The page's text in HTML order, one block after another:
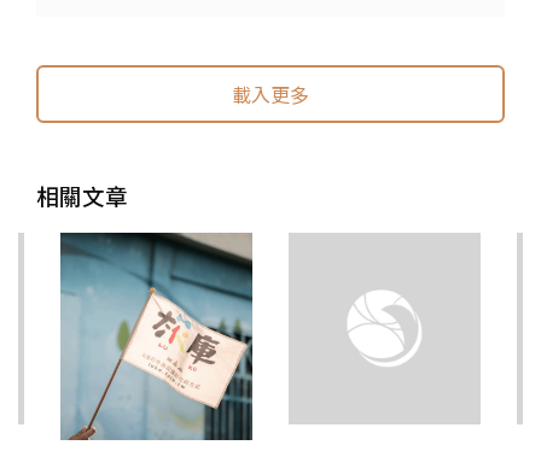
載入更多
相關文章